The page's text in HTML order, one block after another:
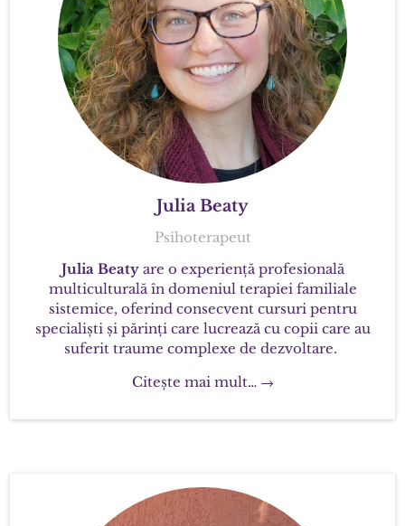
Julia Beaty
Psihoterapeut
Julia Beatyare o experiență profesională
multiculturală în domeniul terapiei familiale
sistemice, oferind consecvent cursuri pentru
specialiști și părinți care lucrează cu copii care au
suferit traume complexe de dezvoltare.
Citește mai mult… →